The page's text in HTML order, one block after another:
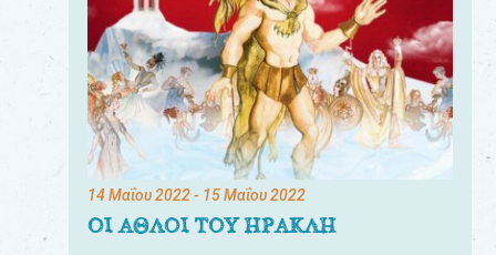
14 Μαΐου 2022- 15 Μαΐου 2022
ΟΙ ΑΘΛΟΙ ΤΟΥ ΗΡΑΚΛΗ